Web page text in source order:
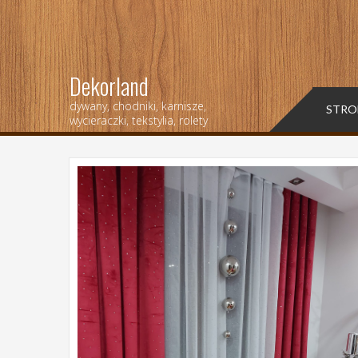
Dekorland
dywany, chodniki, karnisze,
wycieraczki, tekstylia, rolety